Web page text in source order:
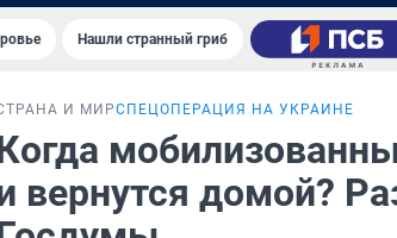
Нашли странный гриб
И МИРСПЕЦОПЕРАЦИЯ НА УКРАИНЕ
вернутся домой?